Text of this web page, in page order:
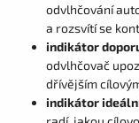
odvlhčování
a rozsvítí se
indikátor
odvlhčovač
dřívějším
indikátor